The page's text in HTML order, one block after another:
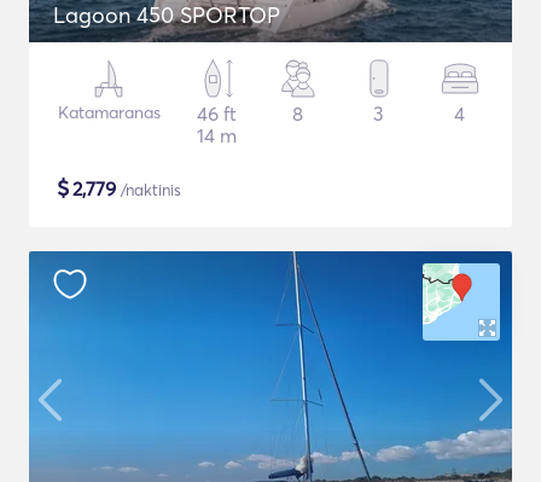
Lagoon 450 SPORTOP
Katamaranas
46 ft
14 m
8 3 4
$2,779 /naktinis